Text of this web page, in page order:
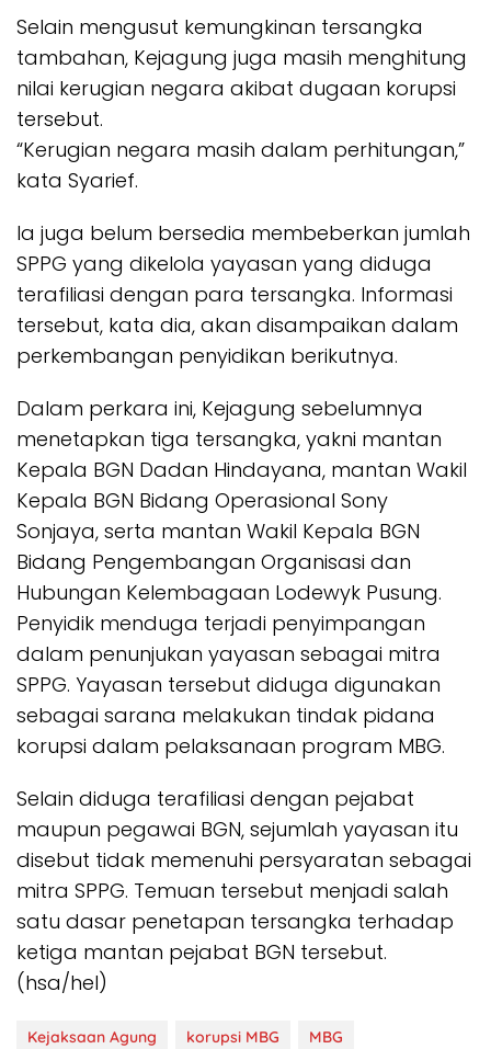
Selain mengusut kemungkinan tersangka
tambahan, Kejagung juga masih menghitung
nilai kerugian negara akibat dugaan korupsi
tersebut.
“Kerugian negara masih dalam perhitungan,”
kata Syarief.
Ia juga belum bersedia membeberkan jumlah
SPPG yang dikelola yayasan yang diduga
terafiliasi dengan para tersangka. Informasi
tersebut, kata dia, akan disampaikan dalam
perkembangan penyidikan berikutnya.
Dalam perkara ini, Kejagung sebelumnya
menetapkan tiga tersangka, yakni mantan
Kepala BGN Dadan Hindayana, mantan Wakil
Kepala BGN Bidang Operasional Sony
Sonjaya, serta mantan Wakil Kepala BGN
Bidang Pengembangan Organisasi dan
Hubungan Kelembagaan Lodewyk Pusung.
Penyidik menduga terjadi penyimpangan
dalam penunjukan yayasan sebagai mitra
SPPG. Yayasan tersebut diduga digunakan
sebagai sarana melakukan tindak pidana
korupsi dalam pelaksanaan program MBG.
Selain diduga terafiliasi dengan pejabat
maupun pegawai BGN, sejumlah yayasan itu
disebut tidak memenuhi persyaratan sebagai
mitra SPPG. Temuan tersebut menjadi salah
satu dasar penetapan tersangka terhadap
ketiga mantan pejabat BGN tersebut.
(hsa/hel)
Kejaksaan Agung korupsi MBG MBG